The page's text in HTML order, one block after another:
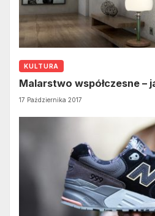
KULTURA
Malarstwo współczesne –
17 Października 2017